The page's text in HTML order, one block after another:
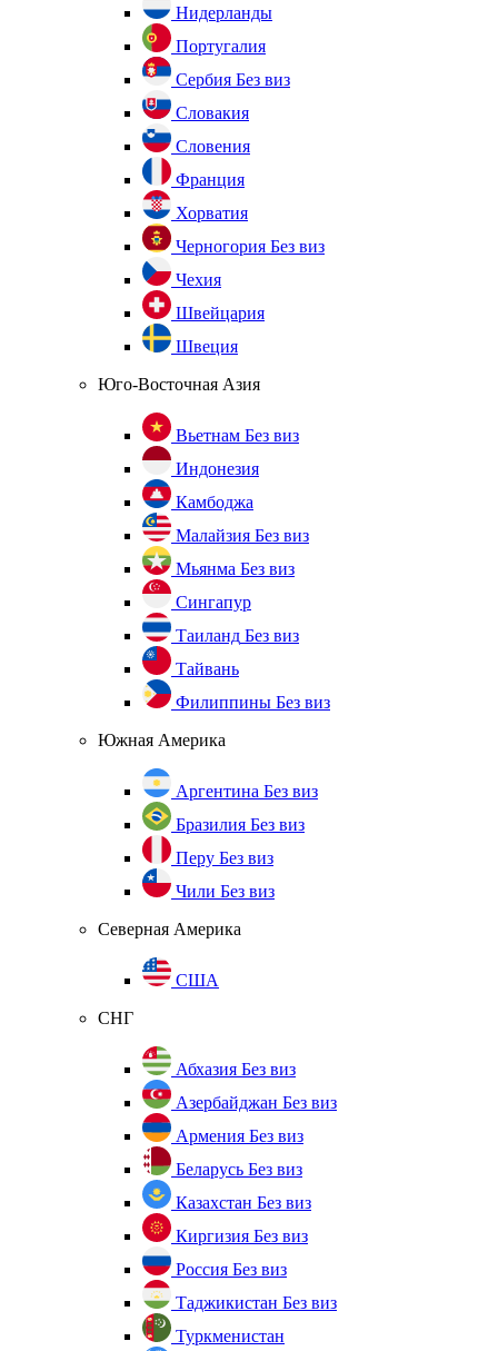
Нидерланды
Португалия
Сербия Без виз
Словакия
Словения
Франция
Хорватия
Черногория Без виз
Чехия
Швейцария
Швеция
Юго-Восточная Азия
Вьетнам Без виз
Индонезия
Камбоджа
Малайзия Без виз
Мьянма Без виз
Сингапур
Таиланд Без виз
Тайвань
Филиппины Без виз
Южная Америка
Аргентина Без виз
Бразилия Без виз
Перу Без виз
Чили Без виз
Северная Америка
США
СНГ
Абхазия Без виз
Азербайджан Без виз
Армения Без виз
Беларусь Без виз
Казахстан Без виз
Киргизия Без виз
Россия Без виз
Таджикистан Без виз
Туркменистан